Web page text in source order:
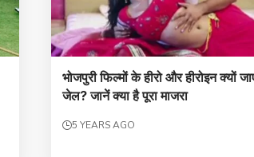
भोजपुरी फिल्मों के हीरो और हीरोइन क्यों
जेल? जानें क्‍या है पूरा माजरा
5 YEARS AGO